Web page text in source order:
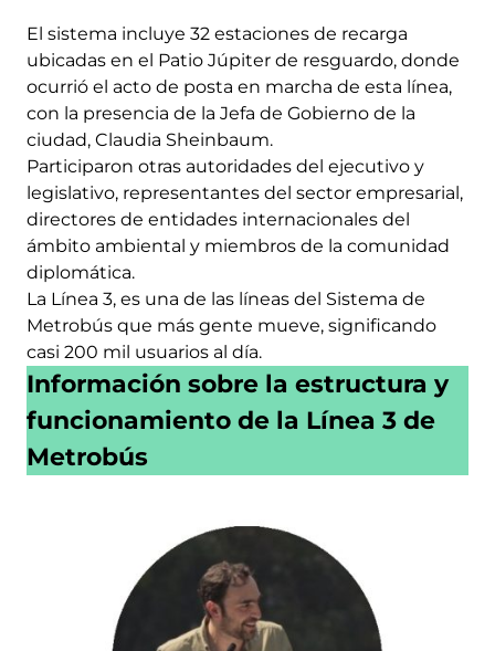
El sistema incluye 32 estaciones de recarga
ubicadas en el Patio Júpiter de resguardo, donde
ocurrió el acto de posta en marcha de esta línea,
con la presencia de la Jefa de Gobierno de la
ciudad, Claudia Sheinbaum.
Participaron otras autoridades del ejecutivo y
legislativo, representantes del sector empresarial,
directores de entidades internacionales del
ámbito ambiental y miembros de la comunidad
diplomática.
La Línea 3, es una de las líneas del Sistema de
Metrobús que más gente mueve, significando
casi 200 mil usuarios al día.
Información sobre la estructura y
funcionamiento de la Línea 3 de
Metrobús